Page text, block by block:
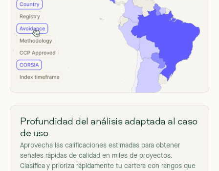
Profundidad del análisis adaptada al caso
de uso
Aprovecha las calificaciones estimadas para obtener
señales rápidas de calidad en miles de proyectos.
Clasifica y prioriza rápidamente tu cartera con rangos que